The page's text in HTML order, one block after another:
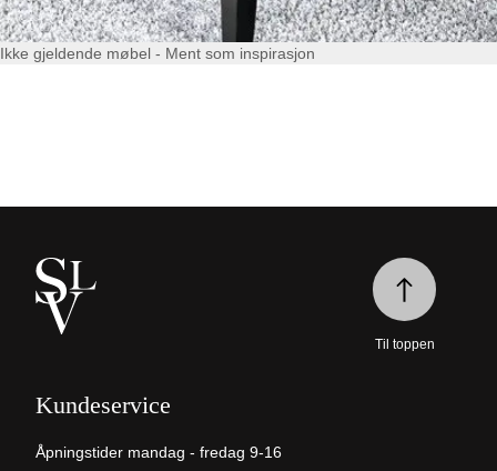
Ikke gjeldende møbel - Ment som inspirasjon
Kundeservice
Åpningstider mandag - fredag 9-16
Til toppen